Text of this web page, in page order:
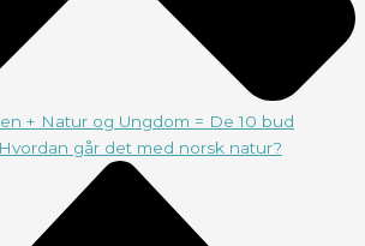
+ Natur og Ungdom = De 10 bud
går det med norsk natur?